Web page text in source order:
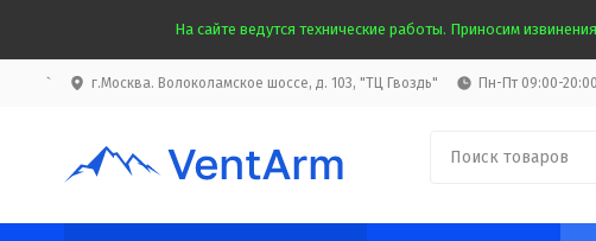
На сайте ведутся технические работы. Приносим
` г.Москва. Волоколамское шоссе, д. 103, "ТЦ Гвоздь" Пн-Пт 09:00-